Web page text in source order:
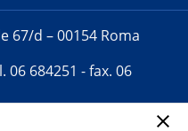
67/d – 00154 Roma
06 684251 - fax. 06